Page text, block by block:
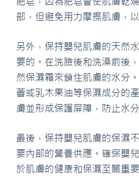
部，但避免用力摩擦肌膚，
另外，保持嬰兒肌膚的天然
要的。在洗臉後和洗澡前後
然保濕霜來鎖住肌膚的水分
薈或乳木果油等保濕成分的
膚並形成保護屏障，防止水
最後，保持嬰兒肌膚的保濕
要內部的營養供應。確保嬰
於肌膚的健康和保濕至關重